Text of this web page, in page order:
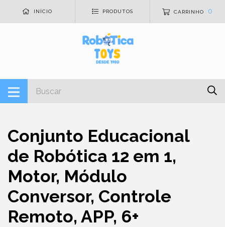
INÍCIO PRODUTOS CARRINHO 0
Conjunto Educacional
de Robótica 12 em 1,
Motor, Módulo
Conversor, Controle
Remoto, APP, 6+